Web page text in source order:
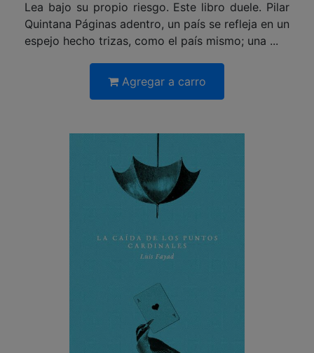
Lea bajo su propio riesgo. Este libro duele. Pilar
Quintana Páginas adentro, un país se refleja en un
espejo hecho trizas, como el país mismo; una ...
Agregar a carro